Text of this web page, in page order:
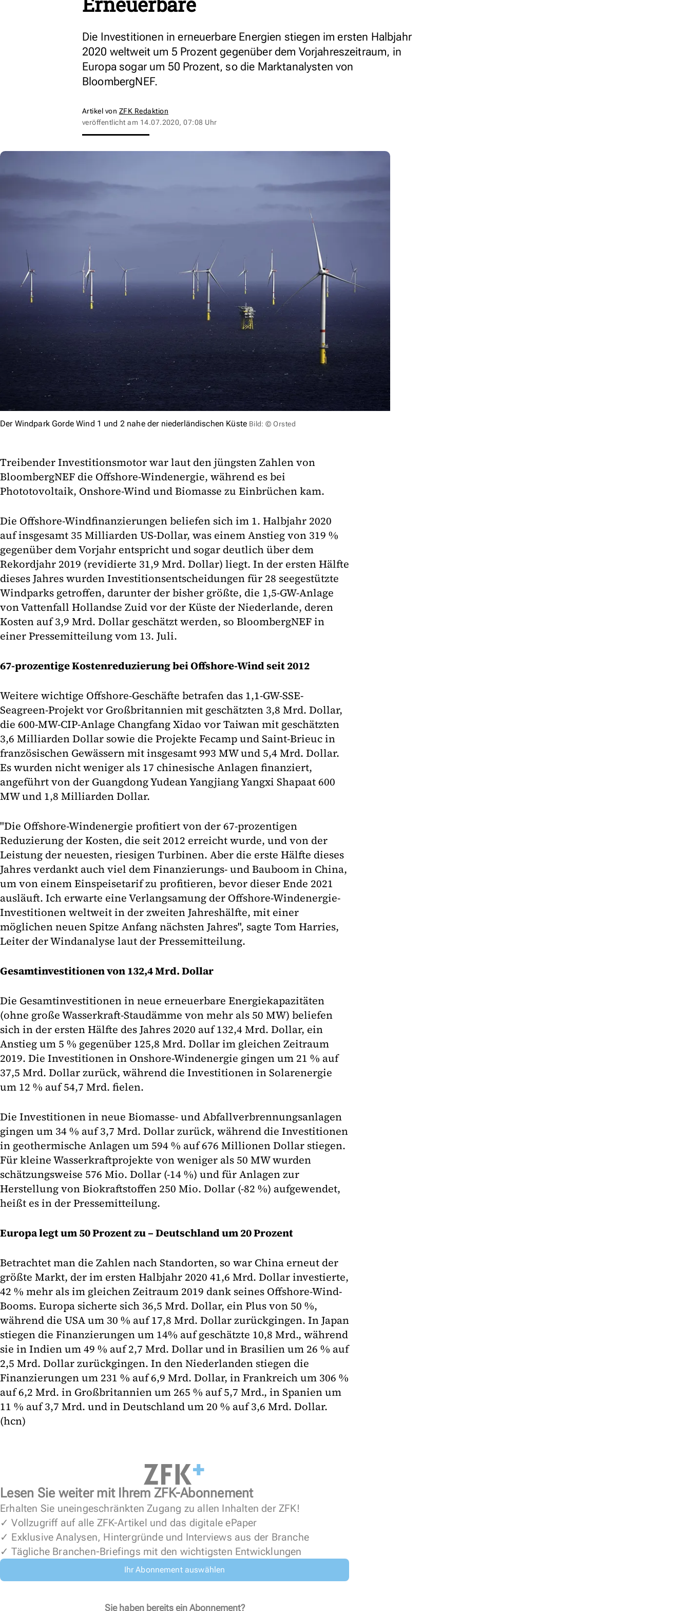
Die Investitionen in erneuerbare Energien stiegen im ersten Halbjahr
2020 weltweit um 5 Prozent gegenüber dem Vorjahreszeitraum, in
Europa sogar um 50 Prozent, so die Marktanalysten von
BloombergNEF.
Artikel von ZFK Redaktion
veröffentlicht am 14.07.2020, 07:08 Uhr
Der Windpark Gorde Wind 1 und 2 nahe der niederländischen Küste Bild: © Orsted
Treibender Investitionsmotor war laut den jüngsten Zahlen von
BloombergNEF die Offshore-Windenergie, während es bei
Phototovoltaik, Onshore-Wind und Biomasse zu Einbrüchen kam.
Die Offshore-Windfinanzierungen beliefen sich im 1. Halbjahr 2020
auf insgesamt 35 Milliarden US-Dollar, was einem Anstieg von 319 %
gegenüber dem Vorjahr entspricht und sogar deutlich über dem
Rekordjahr 2019 (revidierte 31,9 Mrd. Dollar) liegt. In der ersten Hälfte
dieses Jahres wurden Investitionsentscheidungen für 28 seegestützte
Windparks getroffen, darunter der bisher größte, die 1,5-GW-Anlage
von Vattenfall Hollandse Zuid vor der Küste der Niederlande, deren
Kosten auf 3,9 Mrd. Dollar geschätzt werden, so BloombergNEF in
einer Pressemitteilung vom 13. Juli.
67-prozentige Kostenreduzierung bei Offshore-Wind seit 2012
Weitere wichtige Offshore-Geschäfte betrafen das 1,1-GW-SSE-
Seagreen-Projekt vor Großbritannien mit geschätzten 3,8 Mrd. Dollar,
die 600-MW-CIP-Anlage Changfang Xidao vor Taiwan mit geschätzten
3,6 Milliarden Dollar sowie die Projekte Fecamp und Saint-Brieuc in
französischen Gewässern mit insgesamt 993 MW und 5,4 Mrd. Dollar.
Es wurden nicht weniger als 17 chinesische Anlagen finanziert,
angeführt von der Guangdong Yudean Yangjiang Yangxi Shapaat 600
MW und 1,8 Milliarden Dollar.
"Die Offshore-Windenergie profitiert von der 67-prozentigen
Reduzierung der Kosten, die seit 2012 erreicht wurde, und von der
Leistung der neuesten, riesigen Turbinen. Aber die erste Hälfte dieses
Jahres verdankt auch viel dem Finanzierungs- und Bauboom in China,
um von einem Einspeisetarif zu profitieren, bevor dieser Ende 2021
ausläuft. Ich erwarte eine Verlangsamung der Offshore-Windenergie-
Investitionen weltweit in der zweiten Jahreshälfte, mit einer
möglichen neuen Spitze Anfang nächsten Jahres", sagte Tom Harries,
Leiter der Windanalyse laut der Pressemitteilung.
Gesamtinvestitionen von 132,4 Mrd. Dollar
Die Gesamtinvestitionen in neue erneuerbare Energiekapazitäten
(ohne große Wasserkraft-Staudämme von mehr als 50 MW) beliefen
sich in der ersten Hälfte des Jahres 2020 auf 132,4 Mrd. Dollar, ein
Anstieg um 5 % gegenüber 125,8 Mrd. Dollar im gleichen Zeitraum
2019. Die Investitionen in Onshore-Windenergie gingen um 21 % auf
37,5 Mrd. Dollar zurück, während die Investitionen in Solarenergie
um 12 % auf 54,7 Mrd. fielen.
Die Investitionen in neue Biomasse- und Abfallverbrennungsanlagen
gingen um 34 % auf 3,7 Mrd. Dollar zurück, während die Investitionen
in geothermische Anlagen um 594 % auf 676 Millionen Dollar stiegen.
Für kleine Wasserkraftprojekte von weniger als 50 MW wurden
schätzungsweise 576 Mio. Dollar (-14 %) und für Anlagen zur
Herstellung von Biokraftstoffen 250 Mio. Dollar (-82 %) aufgewendet,
heißt es in der Pressemitteilung.
Europa legt um 50 Prozent zu – Deutschland um 20 Prozent
Betrachtet man die Zahlen nach Standorten, so war China erneut der
größte Markt, der im ersten Halbjahr 2020 41,6 Mrd. Dollar investierte,
42 % mehr als im gleichen Zeitraum 2019 dank seines Offshore-Wind-
Booms. Europa sicherte sich 36,5 Mrd. Dollar, ein Plus von 50 %,
während die USA um 30 % auf 17,8 Mrd. Dollar zurückgingen. In Japan
stiegen die Finanzierungen um 14% auf geschätzte 10,8 Mrd., während
sie in Indien um 49 % auf 2,7 Mrd. Dollar und in Brasilien um 26 % auf
2,5 Mrd. Dollar zurückgingen. In den Niederlanden stiegen die
Finanzierungen um 231 % auf 6,9 Mrd. Dollar, in Frankreich um 306 %
auf 6,2 Mrd. in Großbritannien um 265 % auf 5,7 Mrd., in Spanien um
11 % auf 3,7 Mrd. und in Deutschland um 20 % auf 3,6 Mrd. Dollar.
(hcn)
Lesen Sie weiter mit Ihrem ZFK-Abonnement
Erhalten Sie uneingeschränkten Zugang zu allen Inhalten der ZFK!
✓ Vollzugriff auf alle ZFK-Artikel und das digitale ePaper
✓ Exklusive Analysen, Hintergründe und Interviews aus der Branche
✓ Tägliche Branchen-Briefings mit den wichtigsten Entwicklungen
Ihr Abonnement auswählen
Sie haben bereits ein Abonnement?